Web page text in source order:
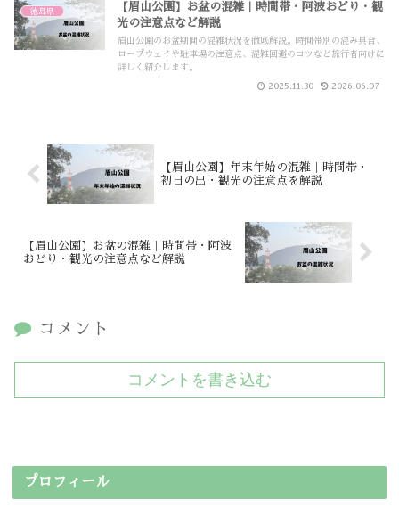
徳島県
【眉山公園】お盆の混雑｜時間帯・阿波おどり・観
光の注意点など解説
眉山公園のお盆期間の混雑状況を徹底解説。時間帯別の混み具合、
ロープウェイや駐車場の注意点、混雑回避のコツなど旅行者向けに
詳しく紹介します。
2025.11.30 2026.06.07
【眉山公園】年末年始の混雑｜時間帯・
初日の出・観光の注意点を解説
【眉山公園】お盆の混雑｜時間帯・阿波
おどり・観光の注意点など解説
コメント
コメントを書き込む
プロフィール